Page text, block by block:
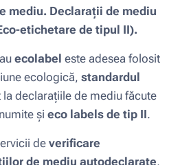
mediu. Declarații de mediu
etichetare de tipul II).
ecolabel este adesea folosit
ecologică, standardul
la declarațiile de mediu făcute
și eco labels de tip II.
de verificare
de mediu autodeclarate,